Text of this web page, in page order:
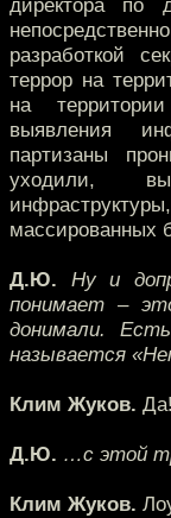
директора по
разработкой
террор на
на
выявления
партизаны
уходили,
массированных
Д.Ю. Ну и
понимает –
донимали.
называется
Клим Жуков. Да!
Д.Ю. …с этой
Клим Жуков.